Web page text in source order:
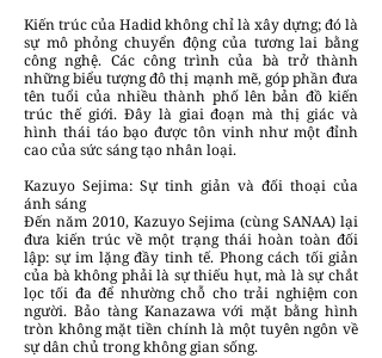
Kiến trúc của Hadid không chỉ là xây dựng; đó là
sự mô phỏng chuyển động của tương lai bằng
công nghệ. Các công trình của bà trở thành
những biểu tượng đô thị mạnh mẽ, góp phần đưa
tên tuổi của nhiều thành phố lên bản đồ kiến
trúc thế giới. Đây là giai đoạn mà thị giác và
hình thái táo bạo được tôn vinh như một đỉnh
cao của sức sáng tạo nhân loại.
Kazuyo Sejima: Sự tinh giản và đối thoại của
ánh sáng
Đến năm 2010, Kazuyo Sejima (cùng SANAA) lại
đưa kiến trúc về một trạng thái hoàn toàn đối
lập: sự im lặng đầy tinh tế. Phong cách tối giản
của bà không phải là sự thiếu hụt, mà là sự chắt
lọc tối đa để nhường chỗ cho trải nghiệm con
người. Bảo tàng Kanazawa với mặt bằng hình
tròn không mặt tiền chính là một tuyên ngôn về
sự dân chủ trong không gian sống.